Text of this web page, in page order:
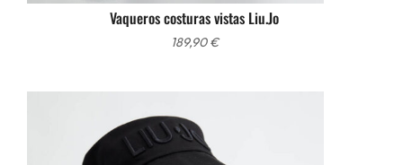
Vaqueros costuras vistas Liu.Jo
189,90€